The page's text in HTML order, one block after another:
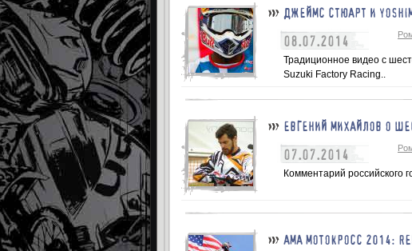
ДЖЕЙМС СТЮАРТ И
08.07.2014
Традиционное видео с
Suzuki Factory Racing..
ЕВГЕНИЙ МИХАЙЛОВ О
07.07.2014
Комментарий российского
АМА МОТОКРОСС 2014: